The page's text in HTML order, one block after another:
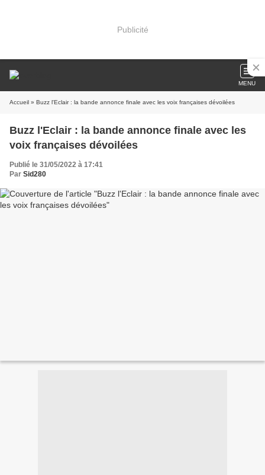
Publicité
MENU
Accueil » Buzz l'Eclair : la bande annonce finale avec les voix françaises dévoilées
Buzz l'Eclair : la bande annonce finale avec les
voix françaises dévoilées
Publié le 31/05/2022 à 17:41
Par Sid280